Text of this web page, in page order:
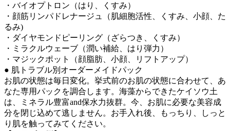
・バイオプトロン（はり、くすみ）
・顔筋リンパドレナージュ（肌細胞活性、くすみ、小顔、た
るみ)
・ダイヤモンドピーリング（ざらつき、くすみ）
・ミラクルウェーブ（潤い補給、はり弾力）
・マジックポット（顔脂肪、小顔、リフトアップ）
● 肌トラブル別オーダーメイドパック
お肌の状態は毎日変化。挙式前のお肌の状態に合わせて、あ
なた専用パックを調合します。海藻からできたケイソウ土
は、ミネラル豊富and保水力抜群。今、お肌に必要な美容成
分を閉じ込めて逃しません。お手入れ後、もっちり、しっと
り肌を触ってみてください。